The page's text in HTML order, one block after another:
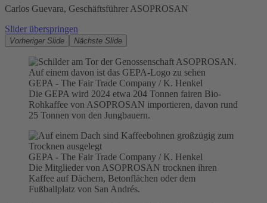
Carlos Guevara, Geschäftsführer ASOPROSAN
Slider überspringen
Vorheriger Slide Nächste Slide
GEPA - The Fair Trade Company / K. Henkel
Die GEPA wird 2024 etwa 204 Tonnen fairen Bio-
Rohkaffee von ASOPROSAN importieren, davon rund
25 Tonnen von den Jungbauern.
GEPA - The Fair Trade Company / K. Henkel
Die Mitglieder von ASOPROSAN trocknen ihren
Kaffee auf Dächern, Betonflächen oder dem
Fußballplatz von San Andrés.